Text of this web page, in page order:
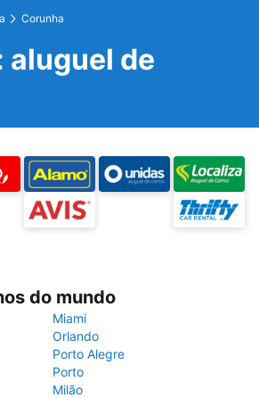
Corunha
aluguel de
do mundo
Miami
Orlando
Porto Alegre
Porto
Milão